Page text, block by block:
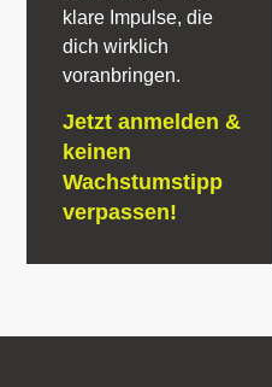
klare Impulse, die
dich wirklich
voranbringen.
Jetzt anmelden &
keinen
Wachstumstipp
verpassen!